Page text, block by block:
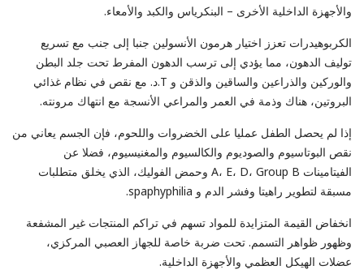
والأجهزة الداخلية الأخرى – البنكرياس والكبد والأمعاء.
الكربوهيدرات تعزز اختيار هرمون الأنسولين جنبا إلى جنب مع تسريع
توليف الدهون، مما يؤدي إلى ترسب الدهون المفرط تحت جلد البطن
والوركين والذراعين والساقين والذقن و T.د. مع نقص في نظام غذائي
البروتين، هناك وذمة في العمر والمراعي الأنسجة مع انتهاك مرونته.
إذا لم يحصل الطفل عمليا على الخضروات واللحوم، فإن الجسم يعاني من
نقص البوتاسيوم والصوديوم والكالسيوم والمغنيسيوم، فضلا عن
الفيتامينات A، E، D، Group B وحمض الفوليك، الذي يخلق متطلبات
مسبقة لتطوير راهيتا وفشر الدم و spaphyphilia.
انخفاض القيمة المتزايدة للمواد تسهم في تراكم المنتجات غير المشفعة
وظهور ظواهر التسمم. تحت ضربة خاصة للجهاز العصبي المركزي،
عضلات الهيكل العظمي والأجهزة الداخلية.